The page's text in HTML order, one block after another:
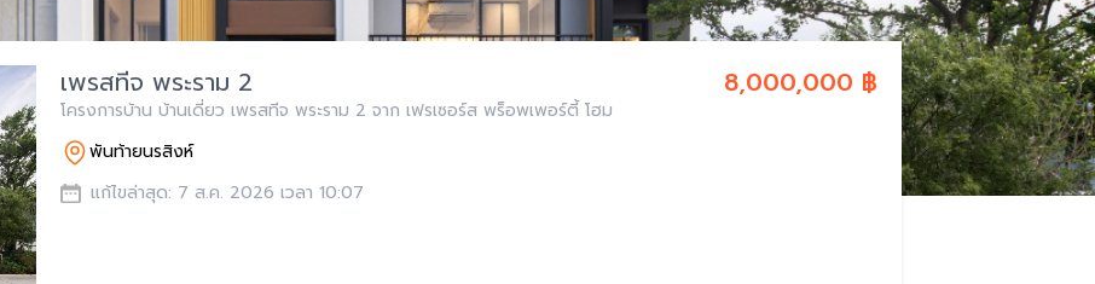
8,000,000 ฿
เพรสทีจ พระราม 2
โครงการบ้าน บ้านเดี่ยว เพรสทีจ พระราม 2 จาก เฟรเซอร์ส พร็อพเพอร์ตี้ โฮม
พันท้ายนรสิงห์
แก้ไขล่าสุด: 7 ส.ค. 2026 เวลา 10:07